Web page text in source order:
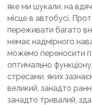
яке ми шукали, на
місце в автобусі.
переживати багато
немає надмірного
можемо переносити
оптимально
стресами, яких
великий, занадто
занадто тривалий,